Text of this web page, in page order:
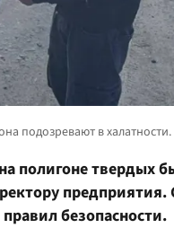
на полигоне твердых
предприятия.
безопасности.